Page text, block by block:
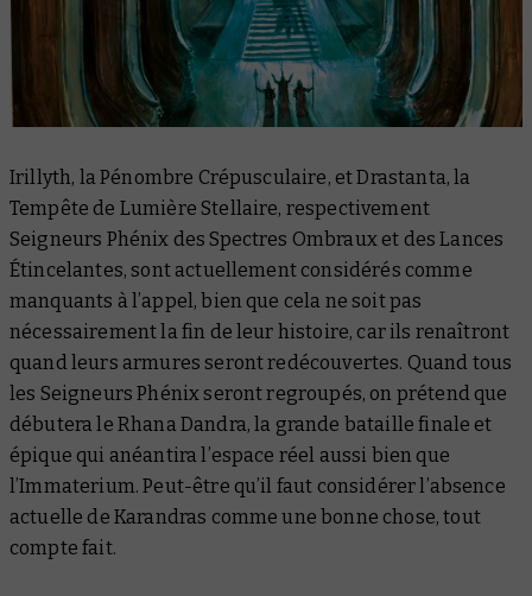
Irillyth, la Pénombre Crépusculaire, et Drastanta, la
Tempête de Lumière Stellaire, respectivement
Seigneurs Phénix des Spectres Ombraux et des Lances
Étincelantes, sont actuellement considérés comme
manquants à l’appel, bien que cela ne soit pas
nécessairement la fin de leur histoire, car ils renaîtront
quand leurs armures seront redécouvertes. Quand tous
les Seigneurs Phénix seront regroupés, on prétend que
débutera le Rhana Dandra, la grande bataille finale et
épique qui anéantira l’espace réel aussi bien que
l’Immaterium. Peut-être qu’il faut considérer l’absence
actuelle de Karandras comme une bonne chose, tout
compte fait.